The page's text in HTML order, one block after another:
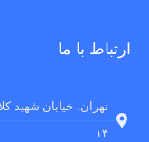
ارتباط با ما
۱۴